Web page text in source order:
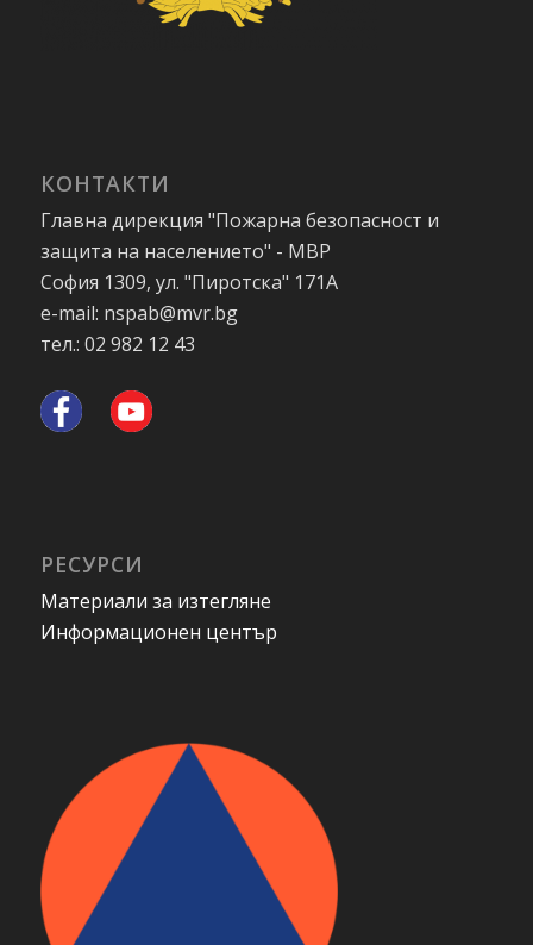
КОНТАКТИ
Главна дирекция "Пожарна безопасност и
защита на населението" - МВР
София 1309, ул. "Пиротска" 171А
e-mail: nspab@mvr.bg
тел.: 02 982 12 43
РЕСУРСИ
Материали за изтегляне
Информационен център